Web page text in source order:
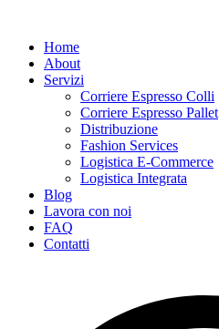
Home
About
Servizi
Corriere Espresso Colli
Corriere Espresso Pallet
Distribuzione
Fashion Services
Logistica E-Commerce
Logistica Integrata
Blog
Lavora con noi
FAQ
Contatti